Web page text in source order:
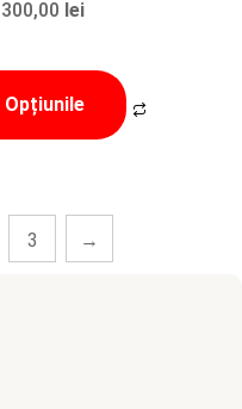
leiInterval
prețuri:
1.250,00 lei
până
3 →